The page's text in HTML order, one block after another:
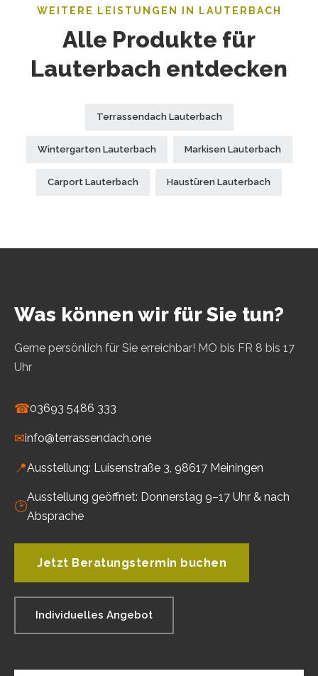
WEITERE LEISTUNGEN IN LAUTERBACH
Alle Produkte für
Lauterbach entdecken
Terrassendach Lauterbach
Wintergarten Lauterbach Markisen Lauterbach
Carport Lauterbach Haustüren Lauterbach
Was können wir für Sie tun?
Gerne persönlich für Sie erreichbar! MO bis FR 8 bis 17
Uhr
☎03693 5486 333
✉info@terrassendach.one
📍Ausstellung: Luisenstraße 3, 98617 Meiningen
🕑
Ausstellung geöffnet: Donnerstag 9–17 Uhr & nach
Absprache
Jetzt Beratungstermin buchen
Individuelles Angebot